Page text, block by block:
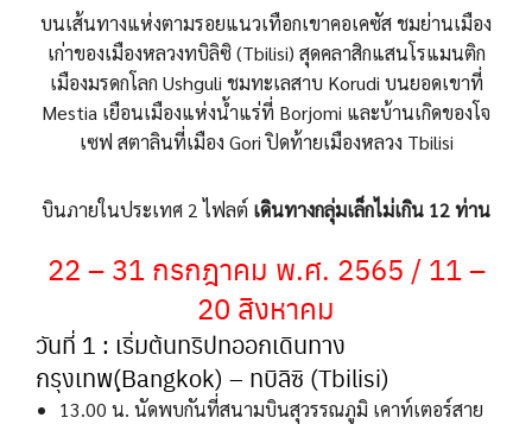
บนเส้นทางแห่งตามรอยแนวเทือกเขาคอเคซัส ชมย่านเมือง
เก่าของเมืองหลวงทบิลิซิ (Tbilisi) สุดคลาสิกแสนโรแมนติก
เมืองมรดกโลก Ushguli ชมทะเลสาบ Korudi บนยอดเขาที่
Mestia เยือนเมืองแห่งน้ำแร่ที่ Borjomi และบ้านเกิดของโจ
เซฟ สตาลินที่เมือง Gori ปิดท้ายเมืองหลวง Tbilisi
บินภายในประเทศ 2 ไฟลต์ เดินทางกลุ่มเล็กไม่เกิน 12 ท่าน
22 – 31 กรกฎาคม พ.ศ. 2565 / 11 –
20 สิงหาคม
วันที่ 1 : เริ่มต้นทริปทออกเดินทาง
กรุงเทพ(ฺBangkok) – ทบิลิซิ (Tbilisi)
13.00 น. นัดพบกันที่สนามบินสุวรรณภูมิ เคาท์เตอร์สาย